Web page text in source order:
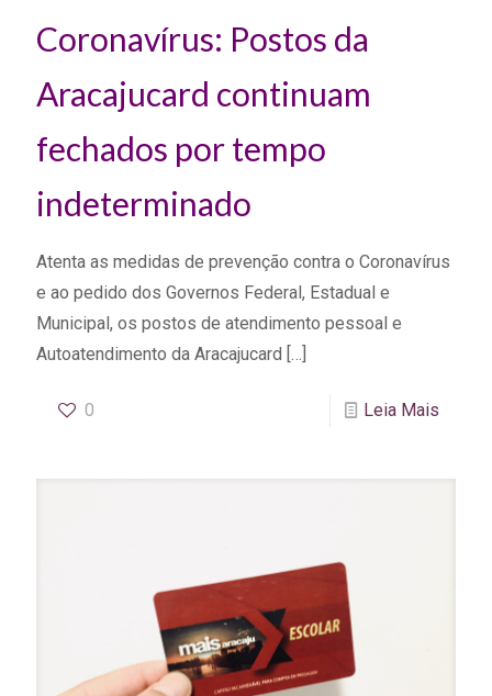
Coronavírus: Postos da
Aracajucard continuam
fechados por tempo
indeterminado
Atenta as medidas de prevenção contra o Coronavírus
e ao pedido dos Governos Federal, Estadual e
Municipal, os postos de atendimento pessoal e
Autoatendimento da Aracajucard […]
0 Leia Mais